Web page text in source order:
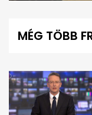
minute,
MÉG TÖBB